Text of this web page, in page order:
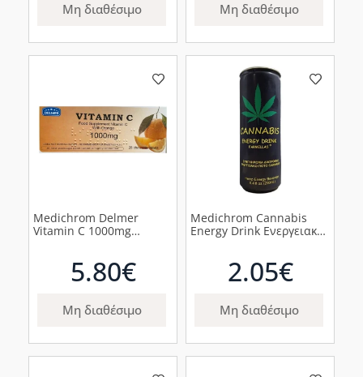
Μη διαθέσιμο Μη διαθέσιμο
Medichrom Delmer
Vitamin C 1000mg
5.80€
Μη διαθέσιμο
Medichrom Cannabis
Energy Drink Ενεργειακό
2.05€
Μη διαθέσιμο